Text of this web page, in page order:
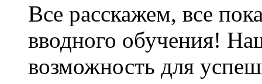
Все расскажем, все
вводного обучения!
возможность для